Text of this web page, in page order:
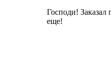
Господи! Заказал
еще!